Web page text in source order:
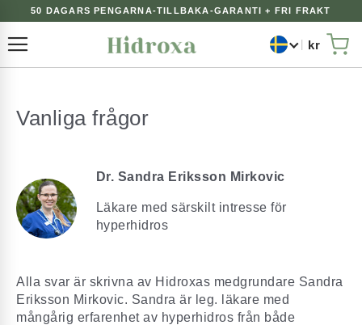
50 DAGARS PENGARNA-TILLBAKA-GARANTI + FRI FRAKT
kr
Min
Vanliga frågor
Dr. Sandra Eriksson Mirkovic
Läkare med särskilt intresse för
hyperhidros
Alla svar är skrivna av Hidroxas medgrundare Sandra
Eriksson Mirkovic. Sandra är leg. läkare med
mångårig erfarenhet av hyperhidros från både